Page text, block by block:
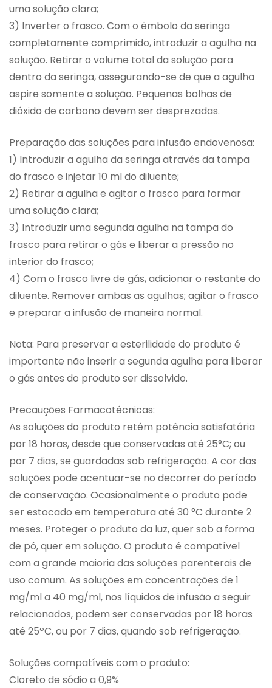
uma solução clara;
3) Inverter o frasco. Com o êmbolo da seringa
completamente comprimido, introduzir a agulha na
solução. Retirar o volume total da solução para
dentro da seringa, assegurando-se de que a agulha
aspire somente a solução. Pequenas bolhas de
dióxido de carbono devem ser desprezadas.
Preparação das soluções para infusão endovenosa:
1) Introduzir a agulha da seringa através da tampa
do frasco e injetar 10 ml do diluente;
2) Retirar a agulha e agitar o frasco para formar
uma solução clara;
3) Introduzir uma segunda agulha na tampa do
frasco para retirar o gás e liberar a pressão no
interior do frasco;
4) Com o frasco livre de gás, adicionar o restante do
diluente. Remover ambas as agulhas; agitar o frasco
e preparar a infusão de maneira normal.
Nota: Para preservar a esterilidade do produto é
importante não inserir a segunda agulha para liberar
o gás antes do produto ser dissolvido.
Precauções Farmacotécnicas:
As soluções do produto retém potência satisfatória
por 18 horas, desde que conservadas até 25°C; ou
por 7 dias, se guardadas sob refrigeração. A cor das
soluções pode acentuar-se no decorrer do período
de conservação. Ocasionalmente o produto pode
ser estocado em temperatura até 30 °C durante 2
meses. Proteger o produto da luz, quer sob a forma
de pó, quer em solução. O produto é compatível
com a grande maioria das soluções parenterais de
uso comum. As soluções em concentrações de 1
mg/ml a 40 mg/ml, nos líquidos de infusão a seguir
relacionados, podem ser conservadas por 18 horas
até 25ºC, ou por 7 dias, quando sob refrigeração.
Soluções compatíveis com o produto:
Cloreto de sódio a 0,9%